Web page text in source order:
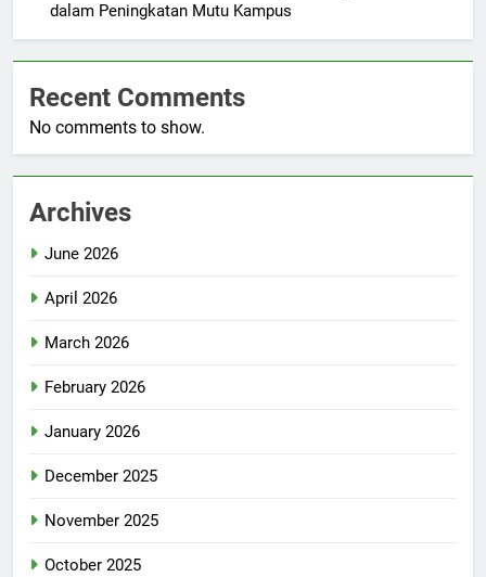
dalam Peningkatan Mutu Kampus
Recent Comments
No comments to show.
Archives
June 2026
April 2026
March 2026
February 2026
January 2026
December 2025
November 2025
October 2025